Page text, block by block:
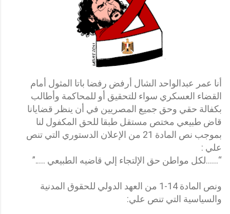
أنا عمر عبدالواحد الشال أرفض رفضا باتا المثول أمام
القضاء العسكري سواء للتحقيق أو للمحاكمة وأطالب
بكفالة حقي وحق جميع المصريين في أن ينظر قضايانا
قاض طبيعي مختص مستقل طبقا للحق المكفول لنا
بموجب نص المادة 21 من الإعلان الدستوري التي تنص
علي :
“......لكل مواطن حق الإلتجاء إلي قاضيه الطبيعي …..”
ونص المادة 14-1 من العهد الدولي للحقوق المدنية
والسياسية التي تنص علي: